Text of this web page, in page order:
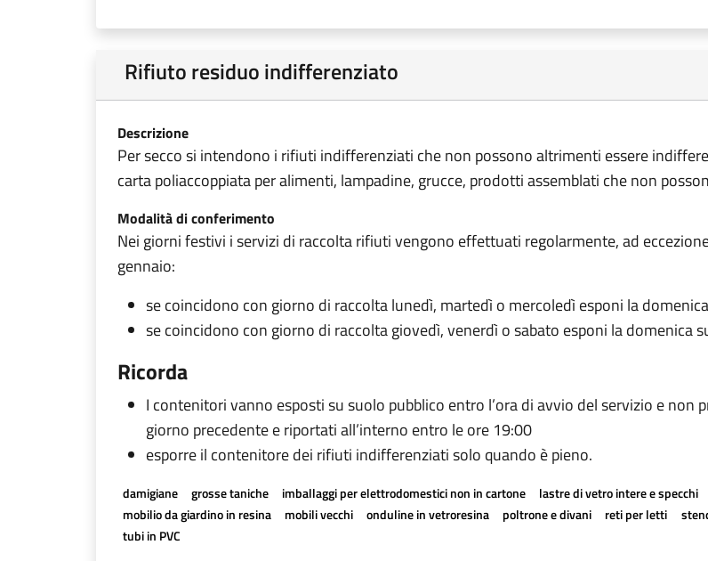
Rifiuto residuo indifferenziato
Descrizione
Per secco si intendono i rifiuti indifferenziati che non possono altrimenti essere
carta poliaccoppiata per alimenti, lampadine, grucce, prodotti assemblati che non
Modalità di conferimento
Nei giorni festivi i servizi di raccolta rifiuti vengono effettuati regolarmente, ad
gennaio:
se coincidono con giorno di raccolta lunedì, martedì o mercoledì esponi la
se coincidono con giorno di raccolta giovedì, venerdì o sabato esponi la domenica
Ricorda
I contenitori vanno esposti su suolo pubblico entro l’ora di avvio del servizio e non
giorno precedente e riportati all’interno entro le ore 19:00
esporre il contenitore dei rifiuti indifferenziati solo quando è pieno.
damigiane grosse taniche imballaggi per elettrodomestici non in cartone lastre di vetro intere e specchi
mobilio da giardino in resina
mobili vecchi onduline in vetroresina poltrone e divani reti per letti
tubi in PVC